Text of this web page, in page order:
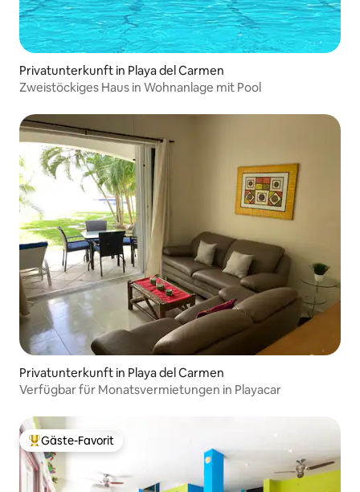
Privatunterkunft in Playa del Carmen
Zweistöckiges Haus in Wohnanlage mit Pool
Privatunterkunft in Playa del Carmen
Verfügbar für Monatsvermietungen in Playacar
Beliebter Gäste-Favorit.
Gäste-Favorit